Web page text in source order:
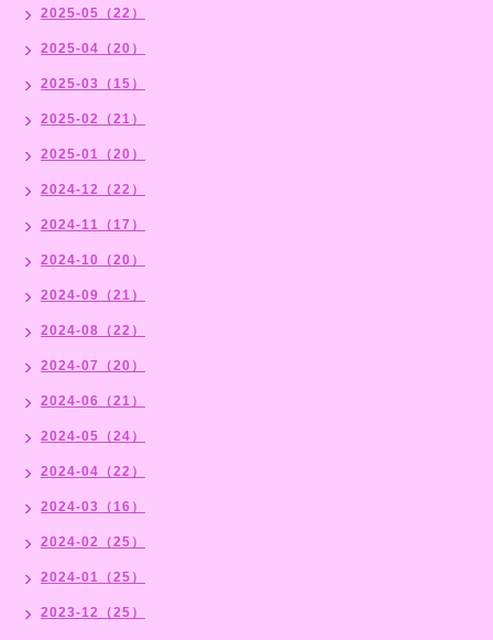
2025-05（22）
2025-04（20）
2025-03（15）
2025-02（21）
2025-01（20）
2024-12（22）
2024-11（17）
2024-10（20）
2024-09（21）
2024-08（22）
2024-07（20）
2024-06（21）
2024-05（24）
2024-04（22）
2024-03（16）
2024-02（25）
2024-01（25）
2023-12（25）